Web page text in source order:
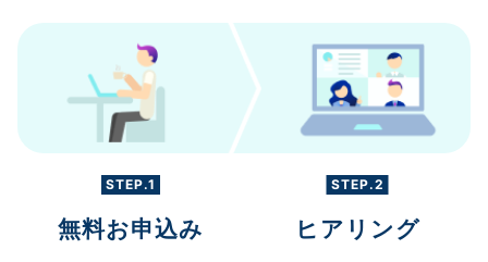
STEP.1
無料お申込み
STEP.2
ヒアリング